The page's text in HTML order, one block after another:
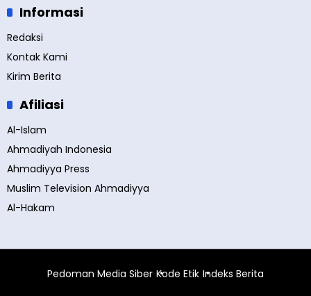
Informasi
Redaksi
Kontak Kami
Kirim Berita
Afiliasi
Al-Islam
Ahmadiyah Indonesia
Ahmadiyya Press
Muslim Television Ahmadiyya
Al-Hakam
Pedoman Media Siber Kode Etik Indeks Berita